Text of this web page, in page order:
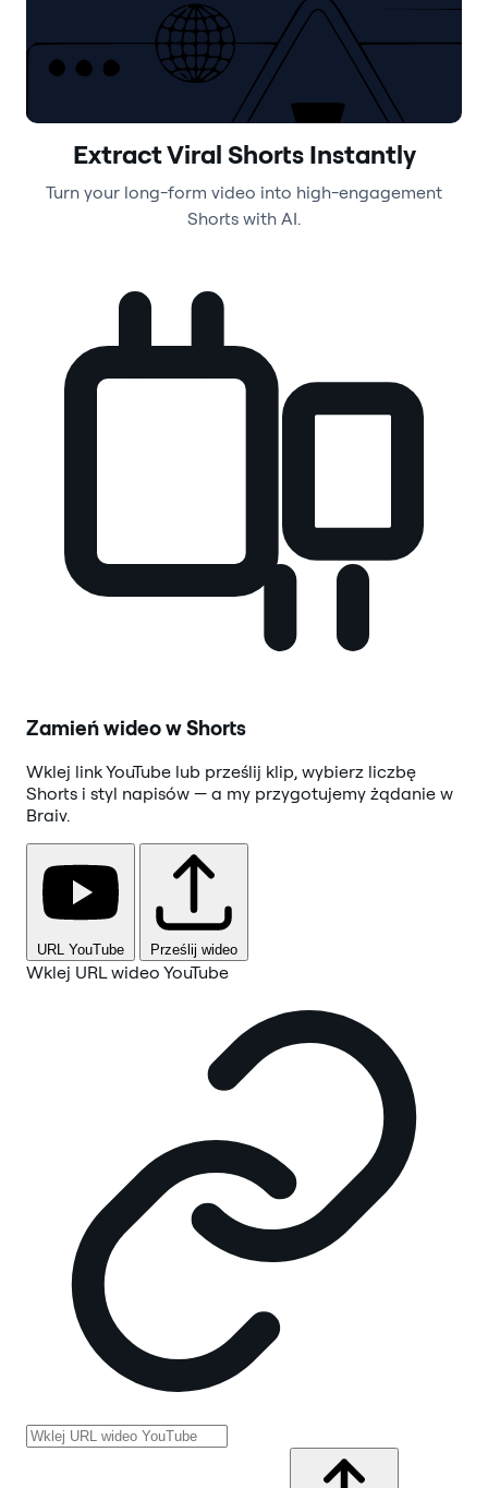
Więc… „Za BraivOnes!”
Extract Viral Shorts Instantly
Turn your long-form video into high-engagement
Shorts with AI.
Zamień wideo w Shorts
Wklej link YouTube lub prześlij klip, wybierz liczbę
Shorts i styl napisów — a my przygotujemy żądanie w
Braiv.
URL YouTube Prześlij wideo
Wklej URL wideo YouTube